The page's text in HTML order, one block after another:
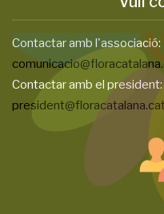
Contactar amb l'associació:
Contactar amb el president:
president@floracatalana.cat